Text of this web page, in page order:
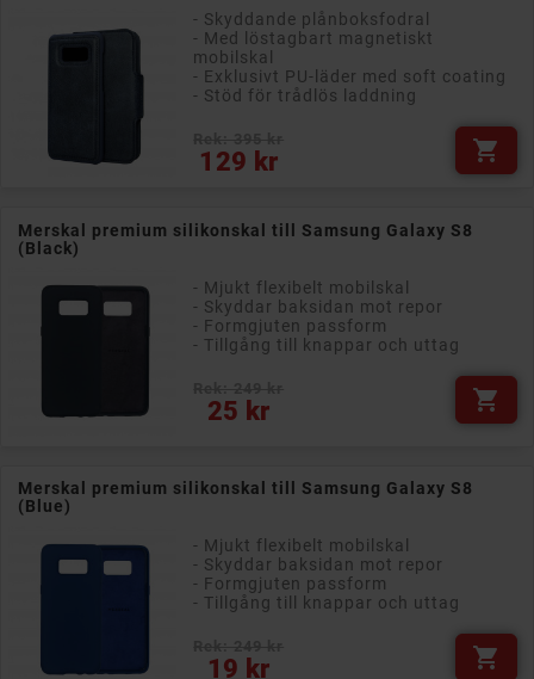
- Skyddande plånboksfodral
- Med löstagbart magnetiskt
mobilskal
- Exklusivt PU-läder med soft coating
- Stöd för trådlös laddning
129 kr
Pris 
Merskal premium silikonskal till Samsung Galaxy S8
(Black)
- Mjukt flexibelt mobilskal
- Skyddar baksidan mot repor
- Formgjuten passform
- Tillgång till knappar och uttag
25 kr
Pris 
Merskal premium silikonskal till Samsung Galaxy S8
(Blue)
- Mjukt flexibelt mobilskal
- Skyddar baksidan mot repor
- Formgjuten passform
- Tillgång till knappar och uttag
19 kr
Pris 